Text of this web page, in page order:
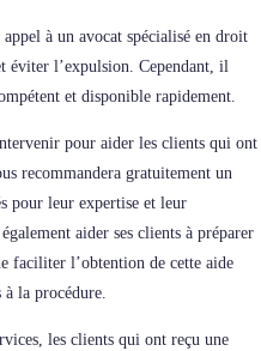
à un avocat spécialisé en droit
éviter l’expulsion. Cependant, il
et disponible rapidement.
pour aider les clients qui ont
recommandera gratuitement un
pour leur expertise et leur
aider ses clients à préparer
faciliter l’obtention de cette aide
la procédure.
les clients qui ont reçu une